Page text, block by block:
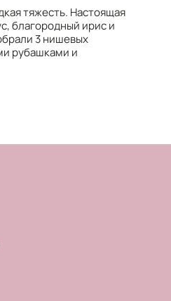
тяжесть. Настоящая
благородный ирис и
3 нишевых
рубашками и